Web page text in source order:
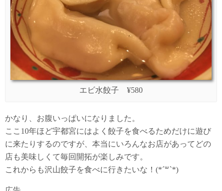
エビ水餃子 ¥580
かなり、お腹いっぱいになりました。
ここ10年ほど宇都宮にはよく餃子を食べるためだけに遊び
に来たりするのですが、本当にいろんなお店があってどの
店も美味しくて毎回開拓が楽しみです。
これからも沢山餃子を食べに行きたいな！(*´꒳`*)